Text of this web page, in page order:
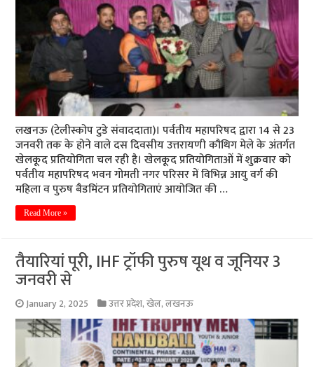
लखनऊ (टेलीस्कोप टुडे संवाददाता)। पर्वतीय महापरिषद द्वारा 14 से 23
जनवरी तक के होने वाले दस दिवसीय उत्तरायणी कौथिग मेले के अंतर्गत
खेलकूद प्रतियोगिता चल रही है। खेलकूद प्रतियोगिताओं में शुक्रवार को
पर्वतीय महापरिषद भवन गोमती नगर परिसर में विभिन्न आयु वर्ग की
महिला व पुरुष बैडमिंटन प्रतियोगिताएं आयोजित की …
Read More »
तैयारियां पूरी, IHF ट्रॉफी पुरुष यूथ व जूनियर 3
जनवरी से
January 2, 2025 उत्तर प्रदेश,खेल,लखनऊ